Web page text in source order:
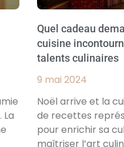
Quel cadeau
cuisine
talents culinaires
9 mai 2024
Noël arrive et la
de recettes
pour enrichir sa
maîtriser l’art